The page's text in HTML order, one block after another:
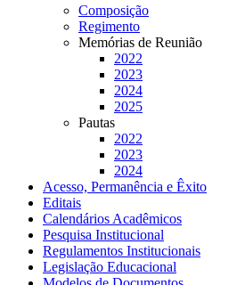
Composição
Regimento
Memórias de Reunião
2022
2023
2024
2025
Pautas
2022
2023
2024
Acesso, Permanência e Êxito
Editais
Calendários Acadêmicos
Pesquisa Institucional
Regulamentos Institucionais
Legislação Educacional